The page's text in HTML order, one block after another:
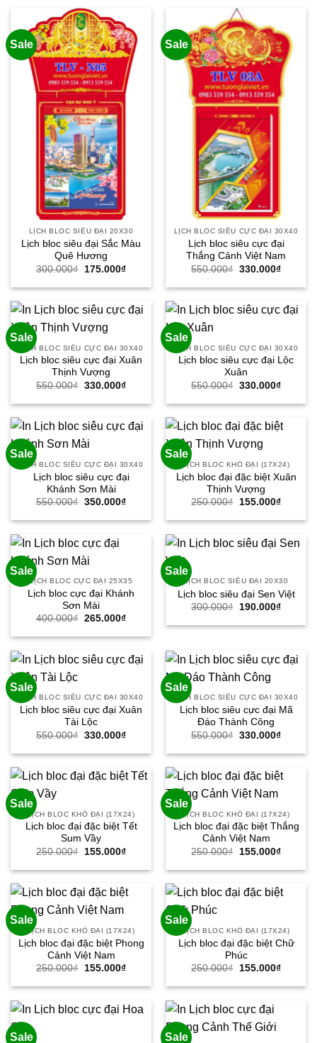
Sale
LỊCH BLOC SIÊU ĐẠI 20X30
Lịch bloc siêu đại Sắc Màu
Quê Hương
300.000₫
Giá
là:
175.000₫Giá
tại
175.000₫.
Sale
LỊCH BLOC SIÊU CỰC ĐẠI 30X40
Lịch bloc siêu cực đại
Thắng Cảnh Việt Nam
550.000₫ Giá
là:
330.000₫Giá
tại
Sale
LỊCH BLOC SIÊU CỰC ĐẠI 30X40
Lịch bloc siêu cực đại Xuân
Thịnh Vượng
550.000₫ Giá
là:
330.000₫Giá
tại
330.000₫.
Sale
LỊCH BLOC SIÊU CỰC ĐẠI 30X40
Lịch bloc siêu cực đại Lộc
Xuân
550.000₫ Giá
là:
330.000₫Giá
tại
Sale
LỊCH BLOC SIÊU CỰC ĐẠI 30X40
Lịch bloc siêu cực đại
Khánh Sơn Mài
550.000₫ Giá
là:
350.000₫Giá
tại
350.000₫.
Sale
LỊCH BLOC KHỔ ĐẠI (17X24)
Lịch bloc đại đặc biệt Xuân
Thịnh Vượng
250.000₫
Giá
là:
155.000₫Giá
tại
Sale
LỊCH BLOC CỰC ĐẠI 25X35
Lịch bloc cực đại Khánh
Sơn Mài
400.000₫ Giá
là:
265.000₫Giá
tại
265.000₫.
Sale
LỊCH BLOC SIÊU ĐẠI 20X30
Lịch bloc siêu đại Sen Việt
300.000₫
Giá
là:
190.000₫Giá
tại
Sale
LỊCH BLOC SIÊU CỰC ĐẠI 30X40
Lịch bloc siêu cực đại Xuân
Tài Lộc
550.000₫ Giá
là:
330.000₫Giá
tại
330.000₫.
Sale
LỊCH BLOC SIÊU CỰC ĐẠI 30X40
Lịch bloc siêu cực đại Mã
Đáo Thành Công
550.000₫ Giá
là:
330.000₫Giá
tại
Sale
LỊCH BLOC KHỔ ĐẠI (17X24)
Lịch bloc đại đặc biệt Tết
Sum Vầy
250.000₫
Giá
là:
155.000₫Giá
tại
155.000₫.
Sale
LỊCH BLOC KHỔ ĐẠI (17X24)
Lịch bloc đại đặc biệt Thắng
Cảnh Việt Nam
250.000₫
Giá
là:
155.000₫Giá
tại
Sale
LỊCH BLOC KHỔ ĐẠI (17X24)
Lịch bloc đại đặc biệt Phong
Cảnh Việt Nam
250.000₫
Giá
là:
155.000₫Giá
tại
155.000₫.
Sale
LỊCH BLOC KHỔ ĐẠI (17X24)
Lịch bloc đại đặc biệt Chữ
Phúc
250.000₫
Giá
là:
155.000₫Giá
tại
Sale Sale